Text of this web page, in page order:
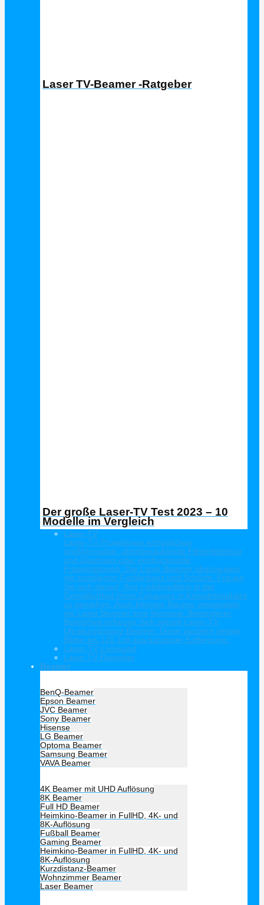
Laser TV-Beamer -Ratgeber
Der große Laser-TV Test 2023 – 10
Modelle im Vergleich
Laser TV
Laser-TV Projektoren ermöglichen
großformatige, atemberaubende Filmerlebnisse
und Diashows oder eindrucksvolle
Präsentationen. Die Laser Beamer überzeugen
mit exzellenter Farbbrillanz und Schärfe. Freuen
Sie sich darauf, Ihre Lieblingsfilme in der
Gemütlichkeit Ihres Zuhauses in Kinoatmosphäre
zu genießen. Auch kleinere Räume verwandeln
die Laser Beamer zum Kinosaal. Besonderer
Beliebtheit erfreuen Sich aktuell Laser-TV
Ultrakurzdistanz Beamer. Diese zaubern riesige
Bilder bis 120 Zoll aus kürzester Entfernung.
Laser-TV Leinwand
Laser TV Ratgeber
Beamer
BenQ-Beamer
Epson Beamer
JVC Beamer
Sony Beamer
Hisense
LG Beamer
Optoma Beamer
Samsung Beamer
VAVA Beamer
4K Beamer mit UHD Auflösung
8K Beamer
Full HD Beamer
Heimkino-Beamer in FullHD, 4K- und
8K-Auflösung
Fußball Beamer
Gaming Beamer
Heimkino-Beamer in FullHD, 4K- und
8K-Auflösung
Kurzdistanz-Beamer
Wohnzimmer Beamer
Laser Beamer